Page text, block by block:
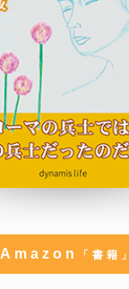
Amazon 「書籍」